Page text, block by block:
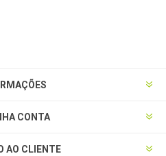
CONTA
AO CLIENTE